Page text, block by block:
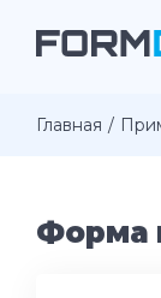
Главная
Форма